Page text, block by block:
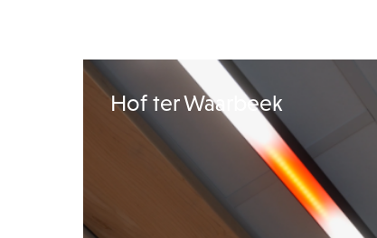
Hof ter Waarbeek